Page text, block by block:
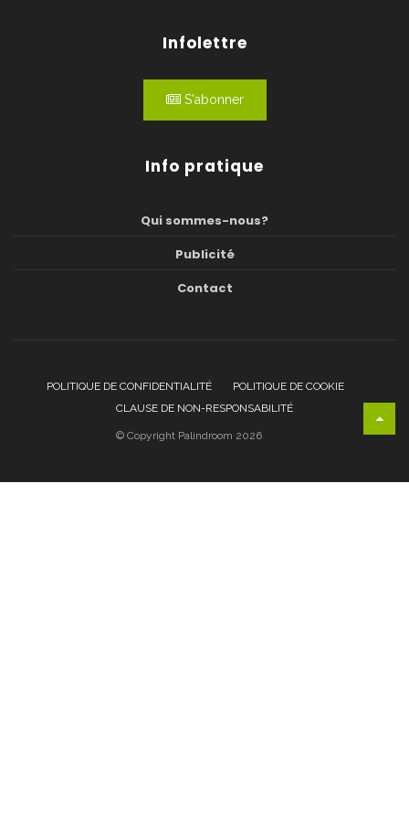
Infolettre
S'abonner
Info pratique
Qui sommes-nous?
Publicité
Contact
POLITIQUE DE CONFIDENTIALITÉ
POLITIQUE DE COOKIE
CLAUSE DE NON-RESPONSABILITÉ
© Copyright Palindroom 2026